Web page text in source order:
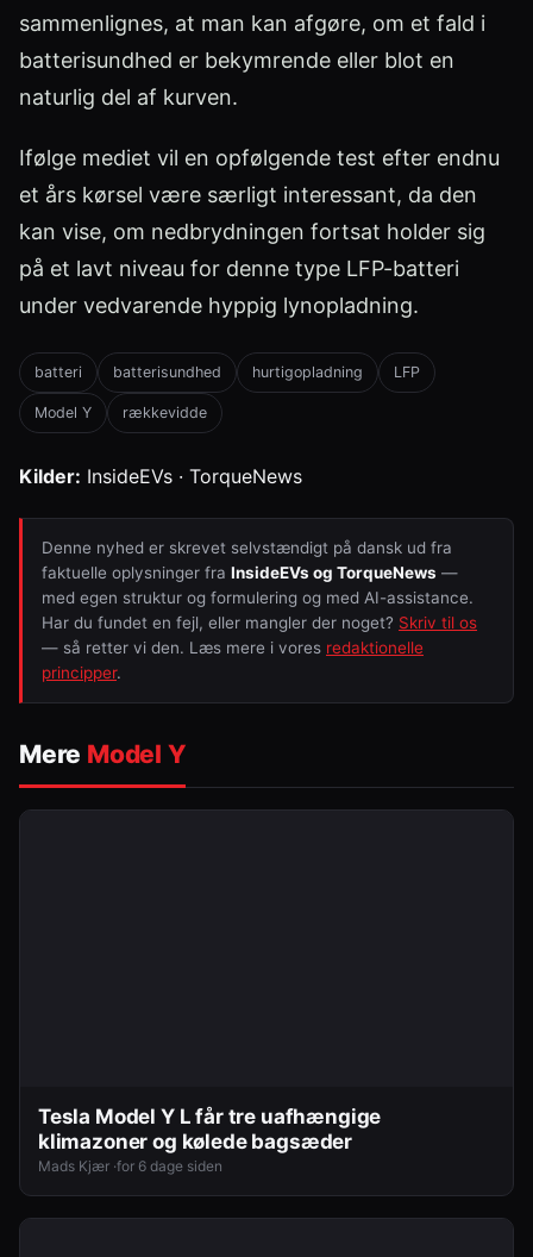
sammenlignes, at man kan afgøre, om et fald i
batterisundhed er bekymrende eller blot en
naturlig del af kurven.
Ifølge mediet vil en opfølgende test efter endnu
et års kørsel være særligt interessant, da den
kan vise, om nedbrydningen fortsat holder sig
på et lavt niveau for denne type LFP-batteri
under vedvarende hyppig lynopladning.
batteri batterisundhed hurtigopladning LFP
Model Y rækkevidde
Kilder: InsideEVs · TorqueNews
Denne nyhed er skrevet selvstændigt på dansk ud fra
faktuelle oplysninger fra InsideEVs og TorqueNews —
med egen struktur og formulering og med AI-assistance.
Har du fundet en fejl, eller mangler der noget? Skriv til os
— så retter vi den. Læs mere i vores redaktionelle
principper.
Mere Model Y
Tesla Model Y L får tre uafhængige
klimazoner og kølede bagsæder
Mads Kjær ·for 6 dage siden